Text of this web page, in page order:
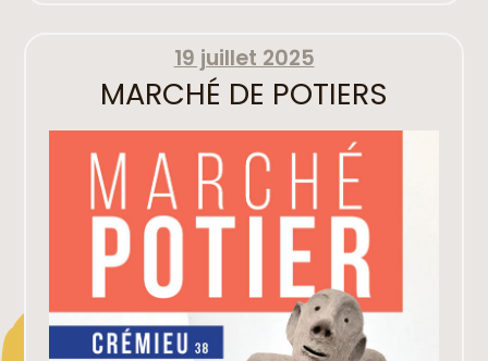
19 juillet 2025
MARCHÉ DE POTIERS